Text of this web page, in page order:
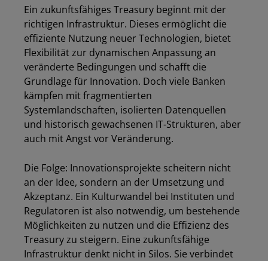
Ein zukunftsfähiges Treasury beginnt mit der
richtigen Infrastruktur. Dieses ermöglicht die
effiziente Nutzung neuer Technologien, bietet
Flexibilität zur dynamischen Anpassung an
veränderte Bedingungen und schafft die
Grundlage für Innovation. Doch viele Banken
kämpfen mit fragmentierten
Systemlandschaften, isolierten Datenquellen
und historisch gewachsenen IT-Strukturen, aber
auch mit Angst vor Veränderung.
Die Folge: Innovationsprojekte scheitern nicht
an der Idee, sondern an der Umsetzung und
Akzeptanz. Ein Kulturwandel bei Instituten und
Regulatoren ist also notwendig, um bestehende
Möglichkeiten zu nutzen und die Effizienz des
Treasury zu steigern. Eine zukunftsfähige
Infrastruktur denkt nicht in Silos. Sie verbindet